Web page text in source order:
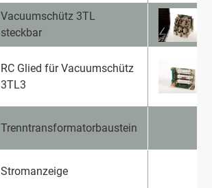
Vacuumschütz 3TL
steckbar
RC Glied für Vacuumschütz
3TL3
Trenntransformatorbaustein
Stromanzeige